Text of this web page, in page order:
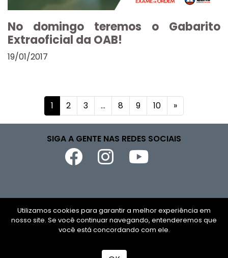
No domingo teremos o Gabarito
Extraoficial da OAB!
19/01/2017
1 2 3 ... 8 9 10 »
SIGA A GENTE NAS REDES SOCIAIS
Copyright © 2026
CNPJ
Utilizamos cookies para garantir a melhor experiência em
nosso site. Se você continuar navegando, entenderemos que
você está concordando com ele.